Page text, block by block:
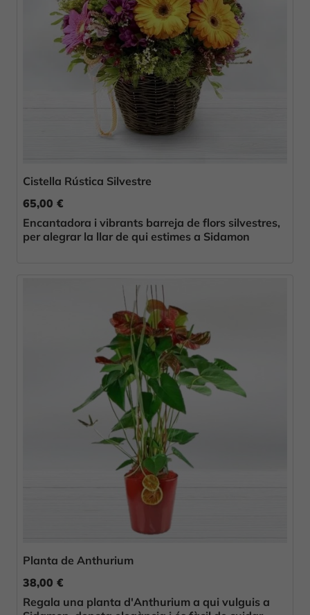
Cistella Rústica Silvestre
65,00 €
Encantadora i vibrants barreja de flors silvestres,
per alegrar la llar de qui estimes a Sidamon
Planta de Anthurium
38,00 €
Regala una planta d'Anthurium a qui vulguis a